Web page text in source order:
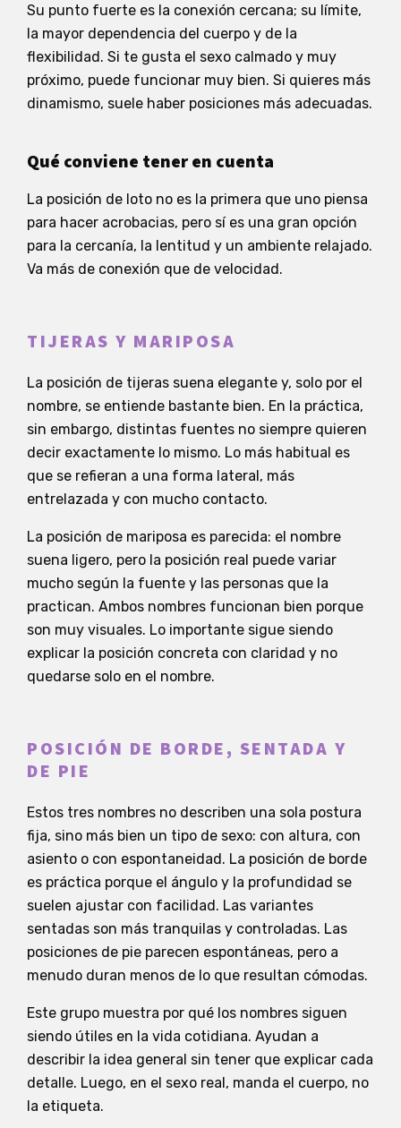
Su punto fuerte es la conexión cercana; su límite,
la mayor dependencia del cuerpo y de la
flexibilidad. Si te gusta el sexo calmado y muy
próximo, puede funcionar muy bien. Si quieres más
dinamismo, suele haber posiciones más adecuadas.
Qué conviene tener en cuenta
La posición de loto no es la primera que uno piensa
para hacer acrobacias, pero sí es una gran opción
para la cercanía, la lentitud y un ambiente relajado.
Va más de conexión que de velocidad.
TIJERAS Y MARIPOSA
La posición de tijeras suena elegante y, solo por el
nombre, se entiende bastante bien. En la práctica,
sin embargo, distintas fuentes no siempre quieren
decir exactamente lo mismo. Lo más habitual es
que se refieran a una forma lateral, más
entrelazada y con mucho contacto.
La posición de mariposa es parecida: el nombre
suena ligero, pero la posición real puede variar
mucho según la fuente y las personas que la
practican. Ambos nombres funcionan bien porque
son muy visuales. Lo importante sigue siendo
explicar la posición concreta con claridad y no
quedarse solo en el nombre.
POSICIÓN DE BORDE, SENTADA Y
DE PIE
Estos tres nombres no describen una sola postura
fija, sino más bien un tipo de sexo: con altura, con
asiento o con espontaneidad. La posición de borde
es práctica porque el ángulo y la profundidad se
suelen ajustar con facilidad. Las variantes
sentadas son más tranquilas y controladas. Las
posiciones de pie parecen espontáneas, pero a
menudo duran menos de lo que resultan cómodas.
Este grupo muestra por qué los nombres siguen
siendo útiles en la vida cotidiana. Ayudan a
describir la idea general sin tener que explicar cada
detalle. Luego, en el sexo real, manda el cuerpo, no
la etiqueta.